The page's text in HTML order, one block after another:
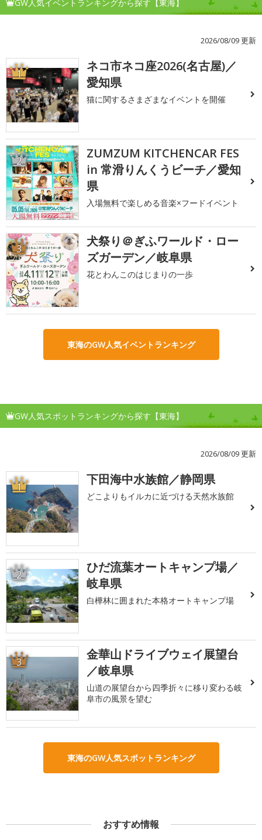
GW人気イベントランキングから探す【東海】
2026/08/09 更新
1
ネコ市ネコ座2026(名古屋)／
愛知県
猫に関するさまざまなイベントを開催
2
ZUMZUM KITCHENCAR FES
in 常滑りんくうビーチ／愛知
県
入場無料で楽しめる音楽×フードイベント
3
犬祭り＠ぎふワールド・ロー
ズガーデン／岐阜県
花とわんこのはじまりの一歩
東海のGW人気イベントランキング
GW人気スポットランキングから探す【東海】
2026/08/09 更新
1 下田海中水族館／静岡県
どこよりもイルカに近づける天然水族館
2
ひだ流葉オートキャンプ場／
岐阜県
白樺林に囲まれた本格オートキャンプ場
3
金華山ドライブウェイ展望台
／岐阜県
山道の展望台から四季折々に移り変わる岐
阜市の風景を望む
東海のGW人気スポットランキング
おすすめ情報